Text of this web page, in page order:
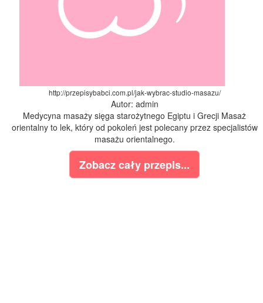
http://przepisybabci.com.pl/jak-wybrac-studio-masazu/
Autor: admin
Medycyna masaży sięga starożytnego Egiptu i Grecji Masaż
orientalny to lek, który od pokoleń jest polecany przez specjalistów
masażu orientalnego.
Zobacz cały przepis...